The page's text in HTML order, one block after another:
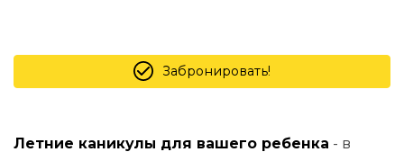
Забронировать!
Летние каникулы для вашего ребенка - в